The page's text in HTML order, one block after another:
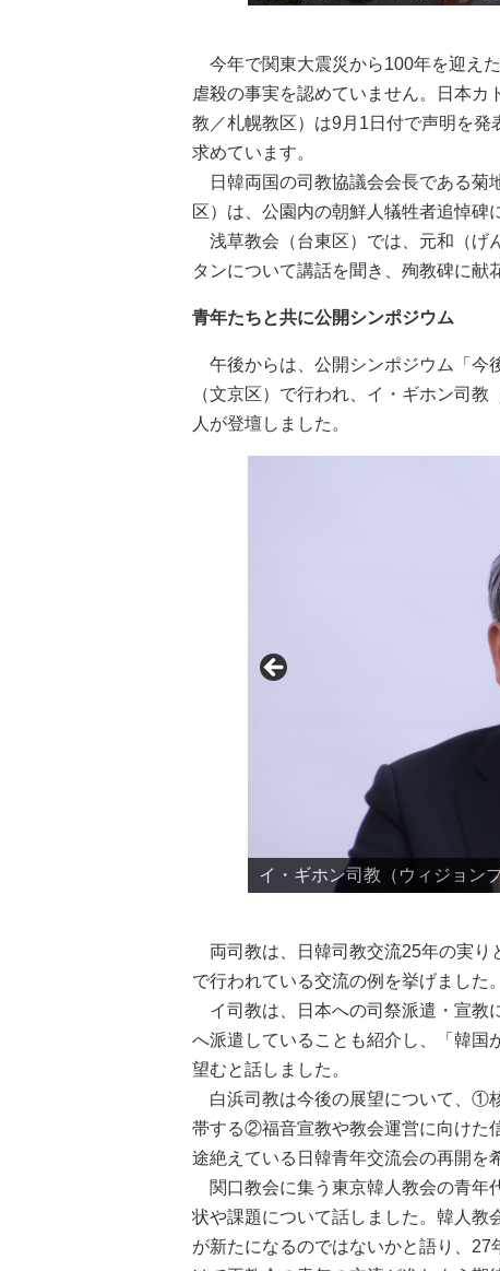
今年で関東大震災から100年を迎え
虐殺の事実を認めていません。日本カ
教／札幌教区）は9月1日付で声明を
求めています。
日韓両国の司教協議会会長である菊
区）は、公園内の朝鮮人犠牲者追悼碑
浅草教会（台東区）では、元和（げ
タンについて講話を聞き、殉教碑に献
青年たちと共に公開シンポジウム
午後からは、公開シンポジウム「今
（文京区）で行われ、イ・ギホン司
人が登壇しました。
イ・ギホン司教（ウィジョンブ
両司教は、日韓司教交流25年の実り
で行われている交流の例を挙げました。
イ司教は、日本への司祭派遣・宣教
へ派遣していることも紹介し、「韓国
望むと話しました。
白浜司教は今後の展望について、①
帯する②福音宣教や教会運営に向けた
途絶えている日韓青年交流会の再開を
関口教会に集う東京韓人教会の青年
状や課題について話しました。韓人教
が新たになるのではないかと語り、